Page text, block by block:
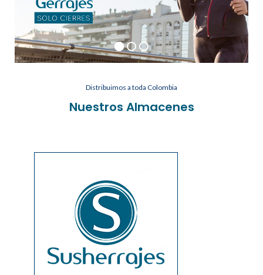
Distribuimos a toda Colombia
Nuestros Almacenes